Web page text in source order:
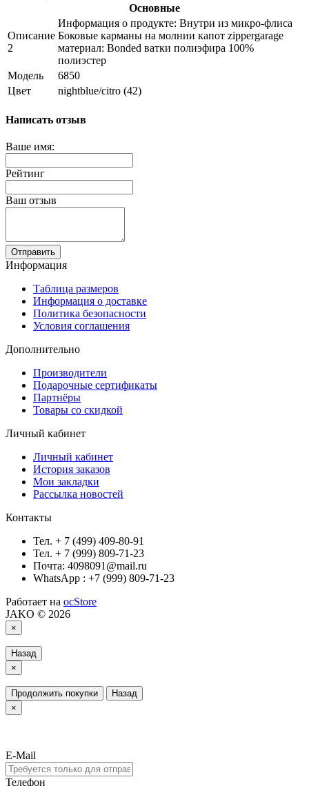
Основные
Описание
2
Информация о продукте: Внутри из микро-флиса
Боковые карманы на молнии капот zippergarage
материал: Bonded ватки полиэфира 100%
полиэстер
Модель
6850
Цвет
nightblue/citro (42)
Написать отзыв
Ваше имя:
Рейтинг
Ваш отзыв
Отправить
Информация
Таблица размеров
Информация о доставке
Политика безопасности
Условия соглашения
Дополнительно
Производители
Подарочные сертификаты
Партнёры
Товары со скидкой
Личный кабинет
Личный кабинет
История заказов
Мои закладки
Рассылка новостей
Контакты
Тел. + 7 (499) 409-80-91
Тел. + 7 (999) 809-71-23
Почта: 4098091@mail.ru
WhatsApp : +7 (999) 809-71-23
Работает на ocStore
JAKO © 2026
×
Назад
×
Продолжить покупки
Назад
×
E-Mail
Телефон